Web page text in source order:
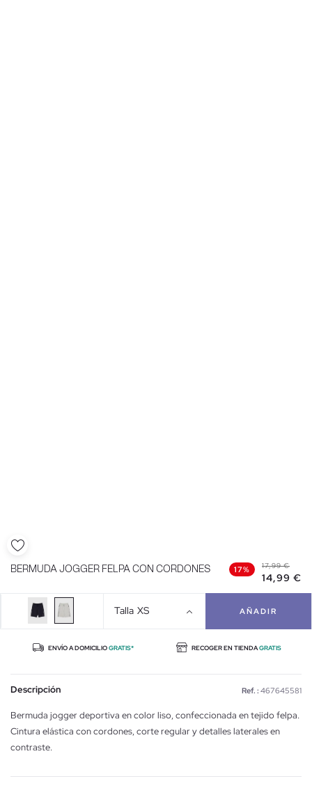
BERMUDA JOGGER FELPA CON CORDONES 17% 17,99 €
14,99 €
Talla XS AÑADIR
ENVÍO A DOMICILIOGRATIS* RECOGER EN TIENDAGRATIS
Descripción Ref. : 467645581
Bermuda jogger deportiva en color liso, confeccionada en tejido felpa.
Cintura elástica con cordones, corte regular y detalles laterales en
contraste.